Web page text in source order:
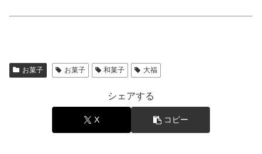
お菓子 お菓子 和菓子 大福
シェアする
X コピー